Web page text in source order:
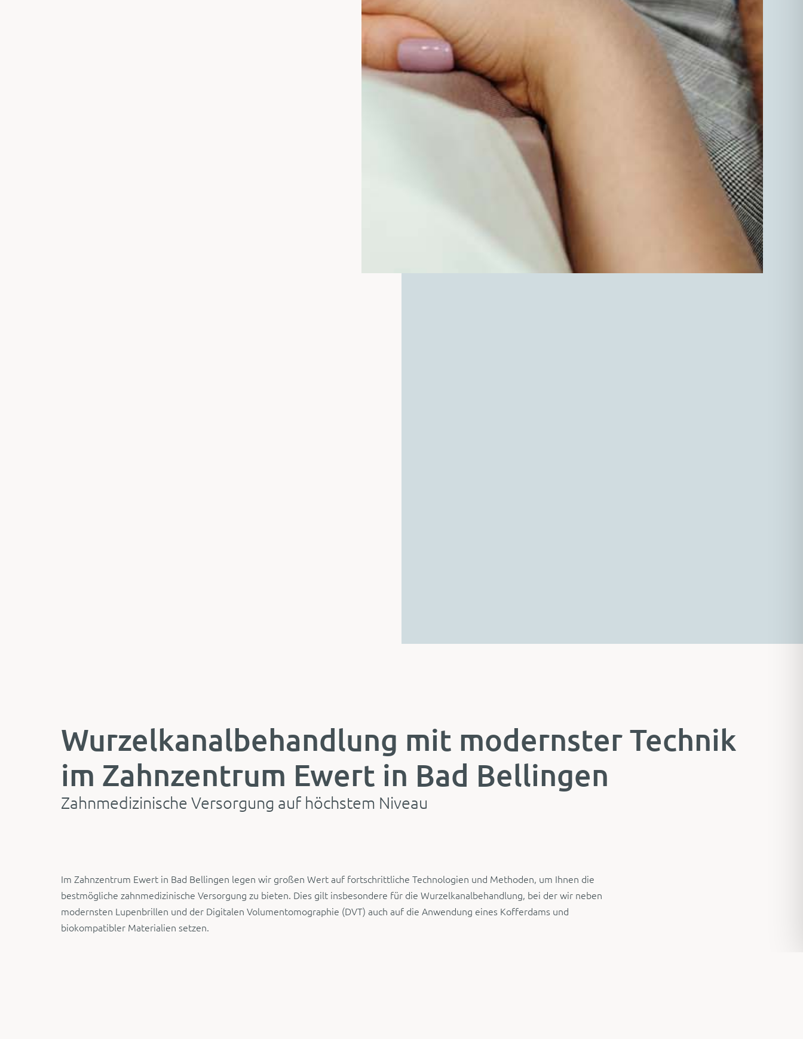
Wurzelkanalbehandlung mit modernster Technik
im Zahnzentrum Ewert in Bad Bellingen
Zahnmedizinische Versorgung auf höchstem Niveau
Im Zahnzentrum Ewert in Bad Bellingen legen wir großen Wert auf fortschrittliche Technologien und Methoden, um Ihnen die
bestmögliche zahnmedizinische Versorgung zu bieten. Dies gilt insbesondere für die Wurzelkanalbehandlung, bei der wir neben
modernsten Lupenbrillen und der Digitalen Volumentomographie (DVT) auch auf die Anwendung eines Kofferdams und
biokompatibler Materialien setzen.